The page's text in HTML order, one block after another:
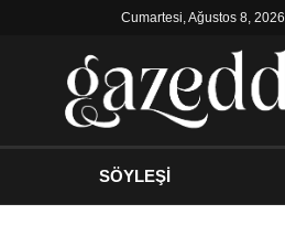
Cumartesi, Ağustos 8, 2026
SÖYLEŞİ